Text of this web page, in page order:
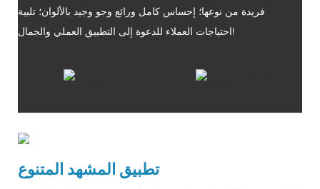
فريدة من نوعها؛ إحساس كامل ورائع وجو وجيد بالألوان؛ تلبية
احتياجات العملاء للدعوة إلى التطبيق العملي والجمال!
تطبيق المشهد المتنوع